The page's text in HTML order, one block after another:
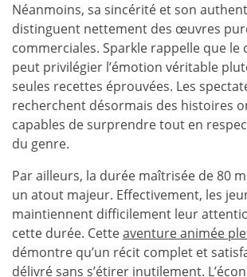
Néanmoins, sa sincérité et son
distinguent nettement des œuvres
commerciales. Sparkle rappelle que le
peut privilégier l’émotion véritable
seules recettes éprouvées. Les
recherchent désormais des histoires
capables de surprendre tout en
du genre.
Par ailleurs, la durée maîtrisée de 80
un atout majeur. Effectivement, les
maintiennent difficilement leur
cette durée. Cetteaventure animée
démontre qu’un récit complet et
délivré sans s’étirer inutilement.